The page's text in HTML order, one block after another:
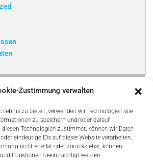
Zustimmung verwalten
zu bieten, verwenden wir Technologien wie
zu speichern und/oder darauf
Technologien zustimmst, können wir Daten
eindeutige IDs auf dieser Website verarbeiten.
nicht erteilst oder zurückziehst, können
Funktionen beeinträchtigt werden.